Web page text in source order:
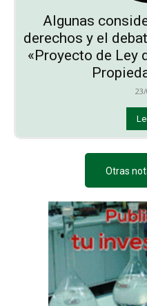
Algunas
derechos y el
«Proyecto de Ley
Otras